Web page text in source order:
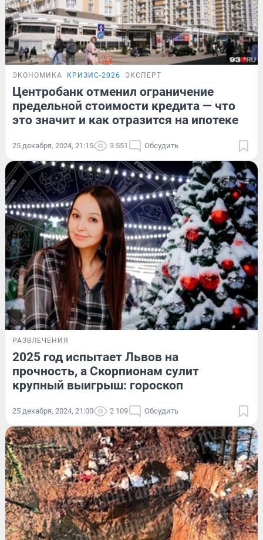
ЭКОНОМИКА КРИЗИС-2026 ЭКСПЕРТ
Центробанк отменил ограничение
предельной стоимости кредита — что
это значит и как отразится на ипотеке
25 декабря, 2024, 21:15 3 551 Обсудить
РАЗВЛЕЧЕНИЯ
2025 год испытает Львов на
прочность, а Скорпионам сулит
крупный выигрыш: гороскоп
25 декабря, 2024, 21:00 2 109 Обсудить